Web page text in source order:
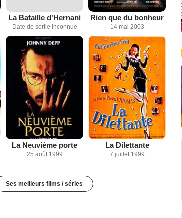
La Bataille d'Hernani
Date de sortie inconnue
Rien que du bonheur
14 mai 2003
La Neuvième porte
25 août 1999
La Dilettante
7 juillet 1999
Ses meilleurs films / séries